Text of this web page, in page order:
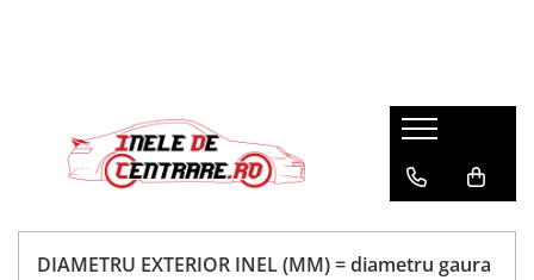
DIAMETRU EXTERIOR INEL (MM) = diametru gaura